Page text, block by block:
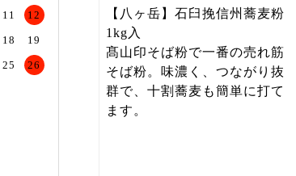
【八ヶ岳】石臼挽信州蕎麦粉
1kg入
髙山印そば粉で一番の売れ筋
そば粉。味濃く、つながり抜
群で、十割蕎麦も簡単に打て
ます。
11 12
18 19
25 26